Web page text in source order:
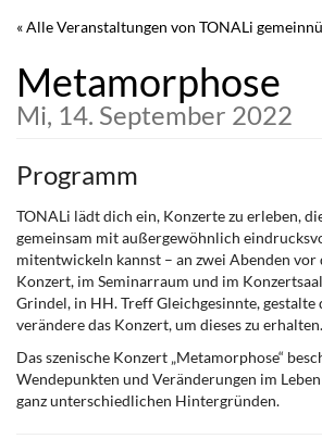
Zum
springen
« Alle Veranstaltungen von TONALi
Metamorphose
Mi, 14. September 2022
Programm
TONALi lädt dich ein, Konzerte zu erleben,
gemeinsam mit außergewöhnlich
mitentwickeln kannst – an zwei Abenden vor
Konzert, im Seminarraum und im
Grindel, in HH. Treff Gleichgesinnte, gestalte
verändere das Konzert, um dieses zu erhalten.
Das szenische Konzert „Metamorphose“
Wendepunkten und Veränderungen im
ganz unterschiedlichen Hintergründen.